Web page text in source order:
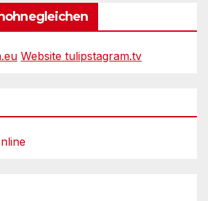
Website tulipstagram.tv